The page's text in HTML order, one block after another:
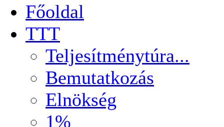
Főoldal
TTT
Teljesítménytúra...
Bemutatkozás
Elnökség
1%